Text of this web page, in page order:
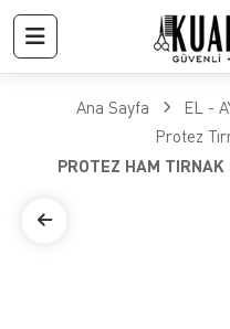
Ana Sayfa
EL -
Protez
PROTEZ HAM